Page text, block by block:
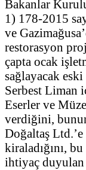
Bakanlar
1) 178-2015
ve
restorasyon
çapta ocak
sağlayacak
Serbest Liman
Eserler ve
verdiğini,
Doğaltaş
kiraladığını,
ihtiyaç duyulan